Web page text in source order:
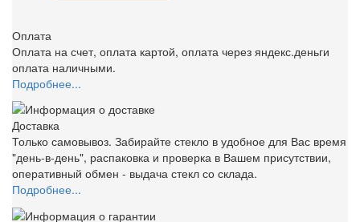
Оплата
Оплата на счет, оплата картой, оплата через яндекс.деньги
оплата наличными.
Подробнее...
Доставка
Только самовывоз. Забирайте стекло в удобное для Вас время
"день-в-день", распаковка и проверка в Вашем присутствии,
оперативный обмен - выдача стекл со склада.
Подробнее...